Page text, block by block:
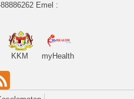
Emel :
KKM myHealth